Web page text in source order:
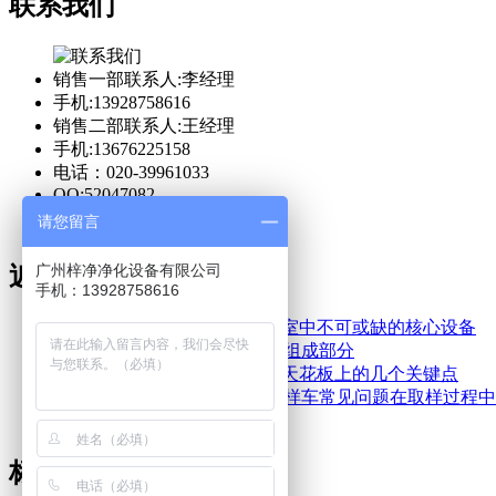
联系我们
销售一部联系人:李经理
手机:13928758616
销售二部联系人:王经理
手机:13676225158
电话：020-39961033
QQ:52047082
近期文章
FFU高效空气净化单元是洁净室中不可或缺的核心设备
层流罩作为洁净车间中的重要组成部分
FFU应均匀分布在洁净车间的天花板上的几个关键点
防爆洁净采样车和防爆层流取样车常见问题在取样过程
洁净取样车
标签
请您留言
广州梓净净化设备有限公司
手机：13928758616